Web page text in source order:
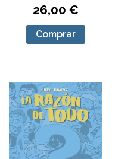
26,00 €
Comprar